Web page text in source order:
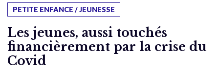
PETITE ENFANCE / JEUNESSE
Les jeunes, aussi touchés
financièrement par la crise du
Covid